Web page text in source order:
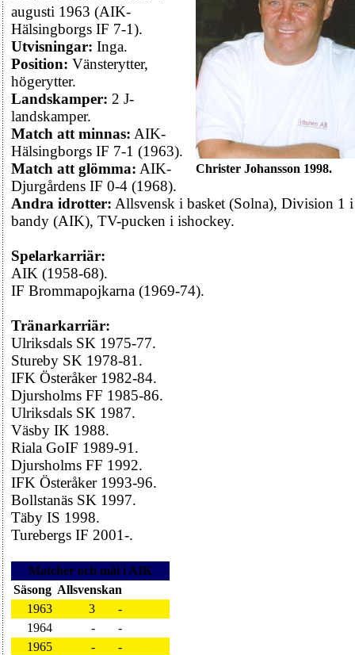
Christer Johansson 1998.
augusti 1963 (AIK-
Hälsingborgs IF 7-1).
Utvisningar: Inga.
Position: Vänsterytter,
högerytter.
Landskamper: 2 J-
landskamper.
Match att minnas: AIK-
Hälsingborgs IF 7-1 (1963).
Match att glömma: AIK-
Djurgårdens IF 0-4 (1968).
Andra idrotter: Allsvensk i basket (Solna), Division 1 i
bandy (AIK), TV-pucken i ishockey.
Spelarkarriär:
AIK (1958-68).
IF Brommapojkarna (1969-74).
Tränarkarriär:
Ulriksdals SK 1975-77.
Stureby SK 1978-81.
IFK Österåker 1982-84.
Djursholms FF 1985-86.
Ulriksdals SK 1987.
Väsby IK 1988.
Riala GoIF 1989-91.
Djursholms FF 1992.
IFK Österåker 1993-96.
Bollstanäs SK 1997.
Täby IS 1998.
Turebergs IF 2001-.
Matcher och mål i AIK
Säsong Allsvenskan
1963
3
-
1964
-
-
1965
-
-